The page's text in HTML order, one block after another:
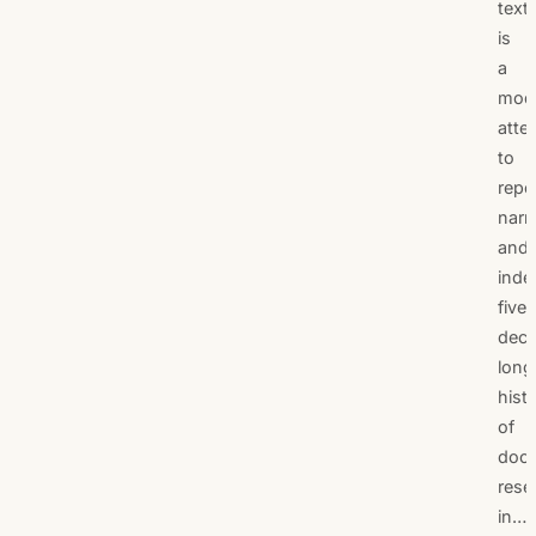
text
is
a
to
and
five-
long
of
in…